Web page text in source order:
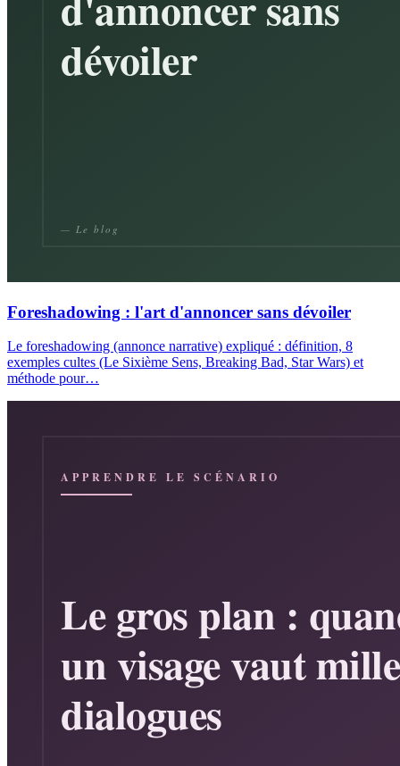
Foreshadowing : l'art d'annoncer sans dévoiler
Le foreshadowing (annonce narrative) expliqué : définition, 8
exemples cultes (Le Sixième Sens, Breaking Bad, Star Wars) et
méthode pour…